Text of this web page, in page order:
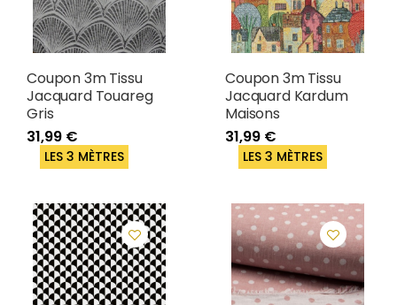
Coupon 3m Tissu
Jacquard Touareg
Gris
31,99 €
LES 3 MÈTRES
Coupon 3m Tissu
Jacquard Kardum
Maisons
31,99 €
LES 3 MÈTRES